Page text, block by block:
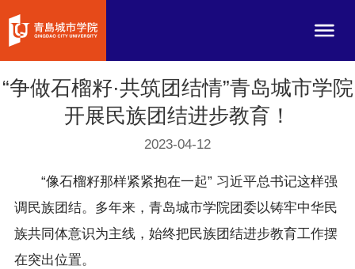
“争做石榴籽·共筑团结情”青岛城市学院
开展民族团结进步教育！
2023-04-12
“像石榴籽那样紧紧抱在一起” 习近平总书记这样强
调民族团结。多年来，青岛城市学院团委以铸牢中华民
族共同体意识为主线，始终把民族团结进步教育工作摆
在突出位置。